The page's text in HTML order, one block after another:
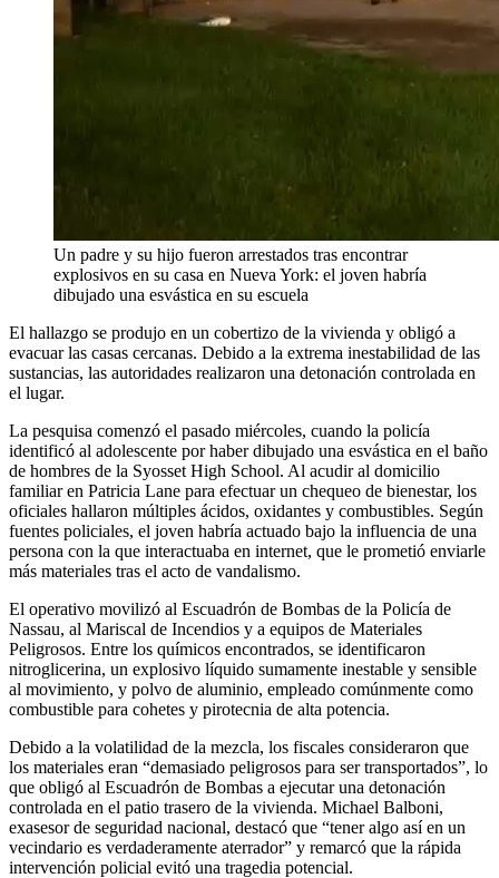
Un padre y su hijo fueron arrestados tras encontrar
explosivos en su casa en Nueva York: el joven habría
dibujado una esvástica en su escuela
El hallazgo se produjo en un cobertizo de la vivienda y obligó a
evacuar las casas cercanas. Debido a la extrema inestabilidad de las
sustancias, las autoridades realizaron una detonación controlada en
el lugar.
La pesquisa comenzó el pasado miércoles, cuando la policía
identificó al adolescente por haber dibujado una esvástica en el baño
de hombres de la Syosset High School. Al acudir al domicilio
familiar en Patricia Lane para efectuar un chequeo de bienestar, los
oficiales hallaron múltiples ácidos, oxidantes y combustibles. Según
fuentes policiales, el joven habría actuado bajo la influencia de una
persona con la que interactuaba en internet, que le prometió enviarle
más materiales tras el acto de vandalismo.
El operativo movilizó al Escuadrón de Bombas de la Policía de
Nassau, al Mariscal de Incendios y a equipos de Materiales
Peligrosos. Entre los químicos encontrados, se identificaron
nitroglicerina, un explosivo líquido sumamente inestable y sensible
al movimiento, y polvo de aluminio, empleado comúnmente como
combustible para cohetes y pirotecnia de alta potencia.
Debido a la volatilidad de la mezcla, los fiscales consideraron que
los materiales eran “demasiado peligrosos para ser transportados”, lo
que obligó al Escuadrón de Bombas a ejecutar una detonación
controlada en el patio trasero de la vivienda. Michael Balboni,
exasesor de seguridad nacional, destacó que “tener algo así en un
vecindario es verdaderamente aterrador” y remarcó que la rápida
intervención policial evitó una tragedia potencial.